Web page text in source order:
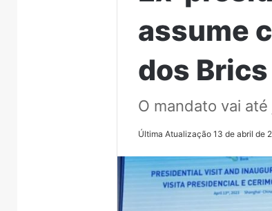
assume
dos Brics
O mandato vai
Última Atualização 13 de abril de